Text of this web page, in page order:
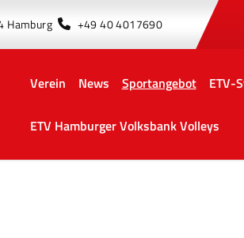
Hamburg +49 40 4017690
Verein News Sportangebot ETV-
ETV Hamburger Volksbank Volleys